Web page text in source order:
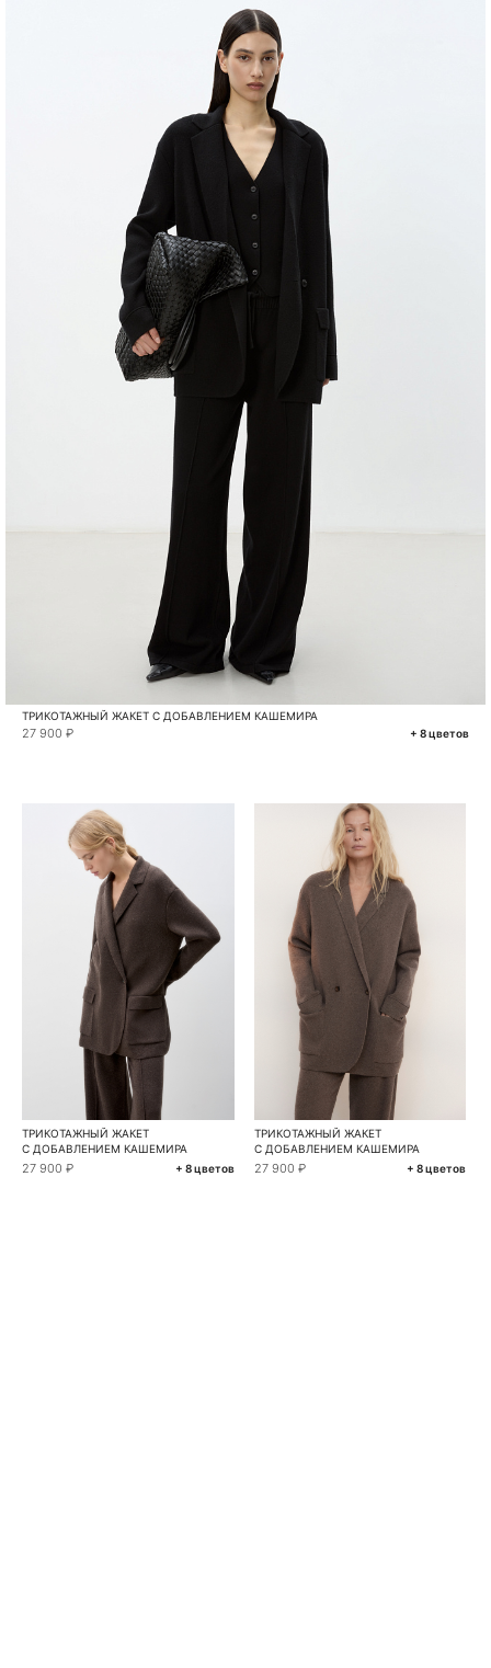
ТРИКОТАЖНЫЙ ЖАКЕТ С ДОБАВЛЕНИЕМ КАШЕМИРА
27 900 ₽ + 8 цветов
ТРИКОТАЖНЫЙ ЖАКЕТ
С ДОБАВЛЕНИЕМ КАШЕМИРА
27 900 ₽ + 8 цветов
ТРИКОТАЖНЫЙ ЖАКЕТ
С ДОБАВЛЕНИЕМ КАШЕМИРА
27 900 ₽ + 8 цветов